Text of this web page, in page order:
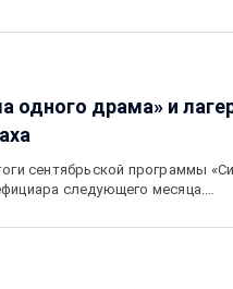
одного драма» и
сентябрьской программы
следующего месяца.…